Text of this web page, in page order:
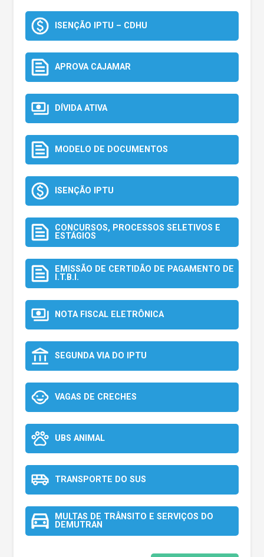
ISENÇÃO IPTU – CDHU
APROVA CAJAMAR
DÍVIDA ATIVA
MODELO DE DOCUMENTOS
ISENÇÃO IPTU
CONCURSOS, PROCESSOS SELETIVOS E
ESTÁGIOS
EMISSÃO DE CERTIDÃO DE PAGAMENTO DE
I.T.B.I.
NOTA FISCAL ELETRÔNICA
SEGUNDA VIA DO IPTU
VAGAS DE CRECHES
UBS ANIMAL
TRANSPORTE DO SUS
MULTAS DE TRÂNSITO E SERVIÇOS DO
DEMUTRAN